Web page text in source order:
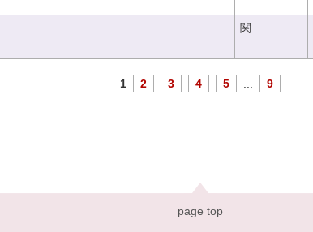
関
1 2 3 4 5 9
page top